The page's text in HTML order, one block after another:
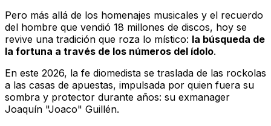
Pero más allá de los homenajes musicales y el recuerdo
del hombre que vendió 18 millones de discos, hoy se
revive una tradición que roza lo místico: la búsqueda de
la fortuna a través de los números del ídolo.
En este 2026, la fe diomedista se traslada de las rockolas
a las casas de apuestas, impulsada por quien fuera su
sombra y protector durante años: su exmanager
Joaquín "Joaco" Guillén.